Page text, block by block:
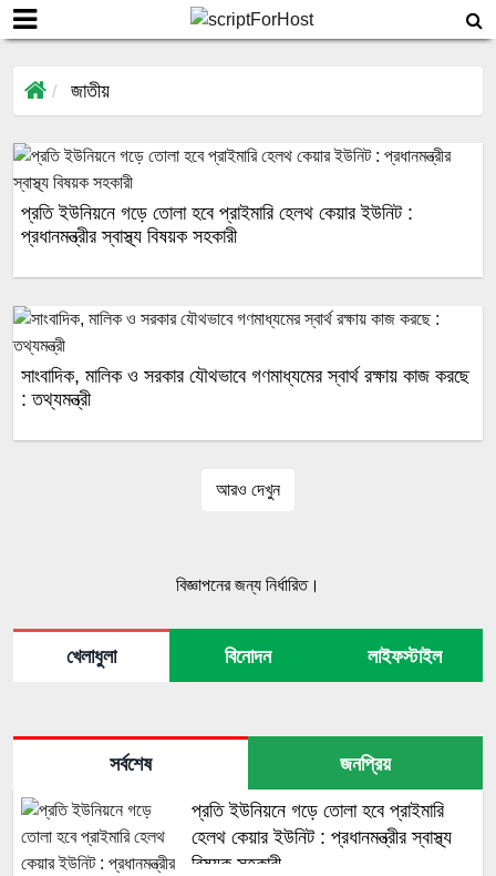
জাতীয়
প্রতি ইউনিয়নে গড়ে তোলা হবে প্রাইমারি হেলথ কেয়ার ইউনিট :
প্রধানমন্ত্রীর স্বাস্থ্য বিষয়ক সহকারী
সাংবাদিক, মালিক ও সরকার যৌথভাবে গণমাধ্যমের স্বার্থ রক্ষায় কাজ করছে
: তথ্যমন্ত্রী
আরও দেখুন
বিজ্ঞাপনের জন্য নির্ধারিত।
খেলাধুলা বিনোদন লাইফস্টাইল
সর্বশেষ জনপ্রিয়
প্রতি ইউনিয়নে গড়ে তোলা হবে প্রাইমারি
হেলথ কেয়ার ইউনিট : প্রধানমন্ত্রীর স্বাস্থ্য
বিষয়ক সহকারী